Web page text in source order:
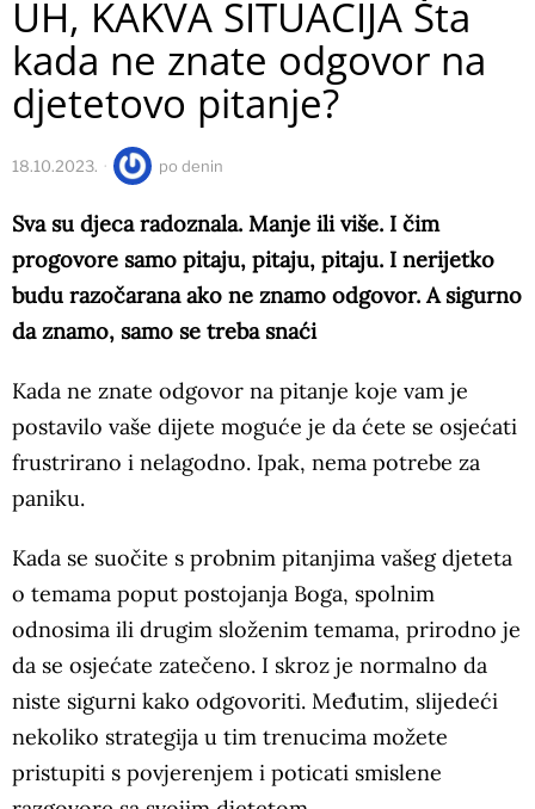
UH, KAKVA SITUACIJA Šta
kada ne znate odgovor na
djetetovo pitanje?
18.10.2023. po denin
Sva su djeca radoznala. Manje ili više. I čim
progovore samo pitaju, pitaju, pitaju. I nerijetko
budu razočarana ako ne znamo odgovor. A sigurno
da znamo, samo se treba snaći
Kada ne znate odgovor na pitanje koje vam je
postavilo vaše dijete moguće je da ćete se osjećati
frustrirano i nelagodno. Ipak, nema potrebe za
paniku.
Kada se suočite s probnim pitanjima vašeg djeteta
o temama poput postojanja Boga, spolnim
odnosima ili drugim složenim temama, prirodno je
da se osjećate zatečeno. I skroz je normalno da
niste sigurni kako odgovoriti. Međutim, slijedeći
nekoliko strategija u tim trenucima možete
pristupiti s povjerenjem i poticati smislene